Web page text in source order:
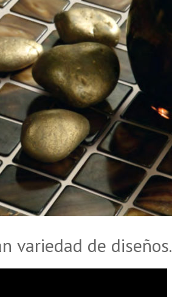
variedad de diseños.